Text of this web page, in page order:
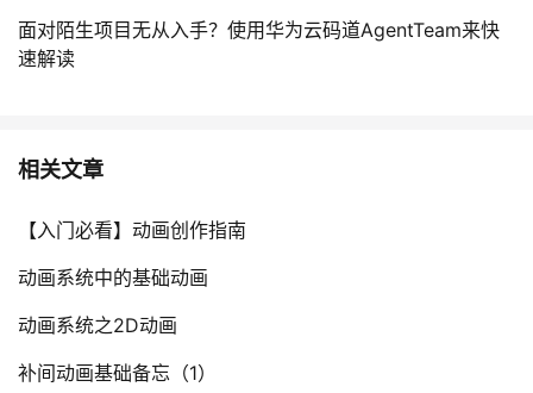
面对陌生项目无从入手？使用华为云码道AgentTeam来快
速解读
相关文章
【入门必看】动画创作指南
动画系统中的基础动画
动画系统之2D动画
补间动画基础备忘（1）